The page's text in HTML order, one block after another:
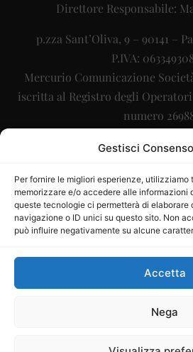
Gestisci
Per fornire le migliori esperienze,
memorizzare e/o accedere alle informazioni
queste tecnologie ci permetterà di elaborare
navigazione o ID unici su questo sito. Non
può influire negativamente su alcune
Accetta
Nega
Direttore Responsabile:
p.zza Sant’Oliva, 9 – 90141 –
P.IVA:
Mercurio Comunicazione
iscritta al Registro degli
numero
Sito gestito daLa Digitale srl–